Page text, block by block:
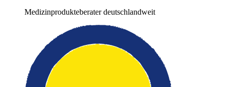
Medizinprodukteberater deutschlandweit